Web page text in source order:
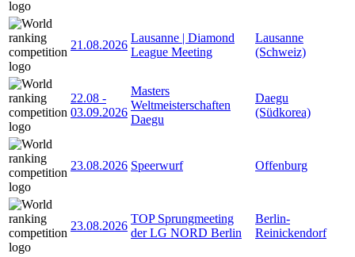
21.08.2026
Lausanne | Diamond
League Meeting
Lausanne
(Schweiz)
22.08 -
03.09.2026
Masters
Weltmeisterschaften
Daegu
Daegu
(Südkorea)
23.08.2026 Speerwurf Offenburg
23.08.2026
TOP Sprungmeeting
der LG NORD Berlin
Berlin-
Reinickendorf